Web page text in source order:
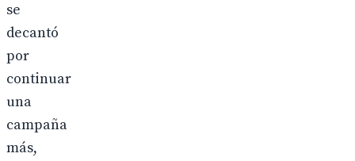
se
decantó
por
continuar
una
campaña
más,